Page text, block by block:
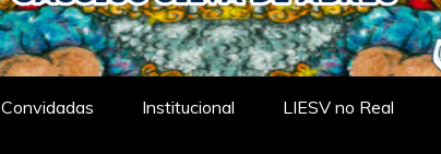
Convidadas Institucional LIESV no Real